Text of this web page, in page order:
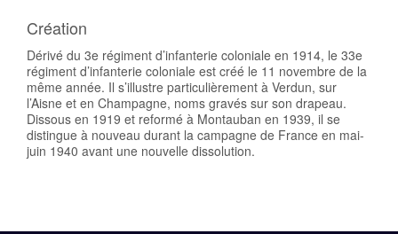
Création
Dérivé du 3e régiment d’infanterie coloniale en 1914, le 33e
régiment d’infanterie coloniale est créé le 11 novembre de la
même année. Il s’illustre particulièrement à Verdun, sur
l’Aisne et en Champagne, noms gravés sur son drapeau.
Dissous en 1919 et reformé à Montauban en 1939, il se
distingue à nouveau durant la campagne de France en mai-
juin 1940 avant une nouvelle dissolution.